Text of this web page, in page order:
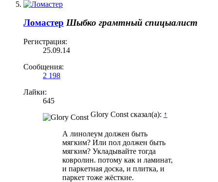
Ломастер Шыбко грамтный спицыалист
Регистрация:
25.09.14
Сообщения:
2 198
Лайки:
645
Glory Const сказал(а): ↑
А линолеум должен быть
мягким? Или пол должен быть
мягким? Укладывайте тогда
ковролин. потому как и ламинат,
и паркетная доска, и плитка, и
паркет тоже жёсткие.